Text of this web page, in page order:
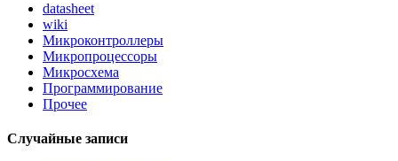
datasheet
wiki
Микроконтроллеры
Микропроцессоры
Микросхема
Программирование
Прочее
Случайные записи